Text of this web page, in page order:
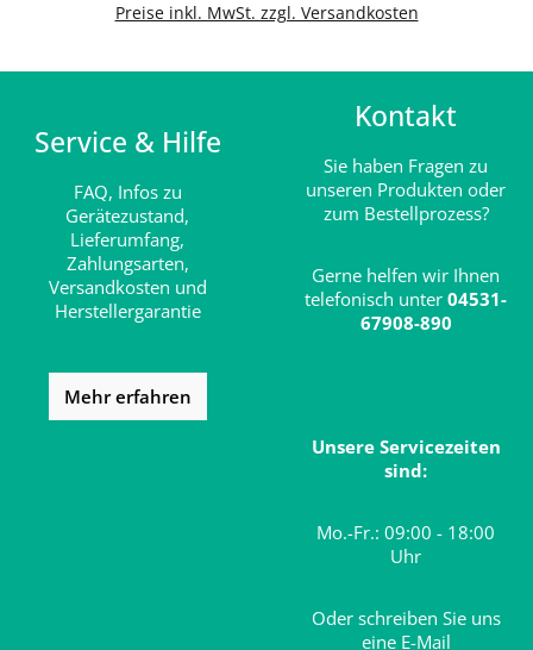
Preise inkl. MwSt. zzgl. Versandkosten
Service & Hilfe
FAQ, Infos zu
Gerätezustand,
Lieferumfang,
Zahlungsarten,
Versandkosten und
Herstellergarantie
Mehr erfahren
Kontakt
Sie haben Fragen zu
unseren Produkten oder
zum Bestellprozess?
Gerne helfen wir Ihnen
telefonisch unter 04531-
67908-890
Unsere Servicezeiten
sind:
Mo.-Fr.: 09:00 - 18:00
Uhr
Oder schreiben Sie uns
eine E-Mail